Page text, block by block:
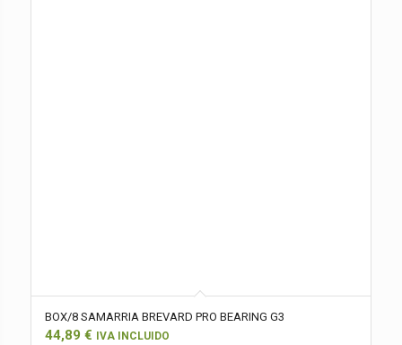
BOX/8 SAMARRIA BREVARD PRO BEARING G3
44,89 € IVA INCLUIDO